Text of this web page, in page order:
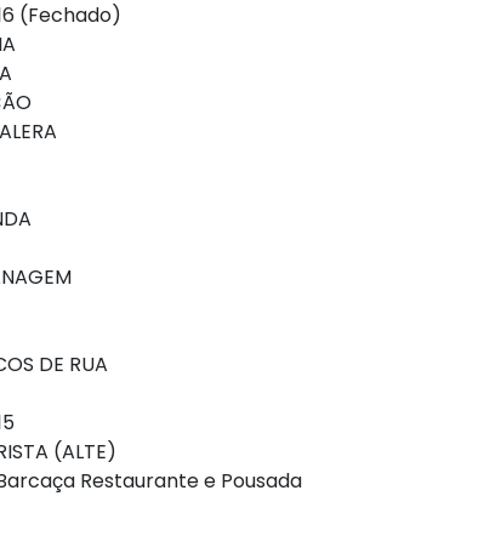
(Fechado)
DE RUA
(ALTE)
Restaurante e Pousada